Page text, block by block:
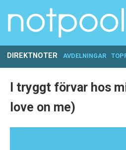
DIREKTNOTER AVDELNINGAR
I tryggt förvar hos
love on me)